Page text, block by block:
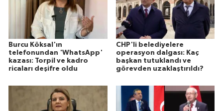
Burcu Köksal'ın
telefonundan 'WhatsApp'
kazası: Torpil ve kadro
ricaları deşifre oldu
CHP'li belediyelere
operasyon dalgası: Kaç
başkan tutuklandı ve
görevden uzaklaştırıldı?